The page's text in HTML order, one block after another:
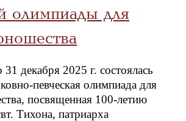
олимпиады для
декабря 2025 г. состоялась
певческая олимпиада для
посвященная 100-летию
Тихона, патриарха